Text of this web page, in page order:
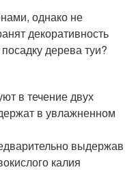
однако не
декоративность
дерева туи?
в течение двух
в увлажненном
выдержав
калия